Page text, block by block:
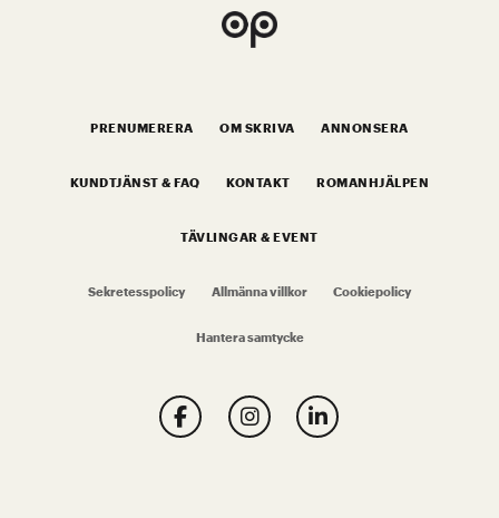
PRENUMERERA OM SKRIVA ANNONSERA
KUNDTJÄNST & FAQ KONTAKT ROMANHJÄLPEN
TÄVLINGAR & EVENT
Sekretesspolicy Allmänna villkor Cookiepolicy
Hantera samtycke